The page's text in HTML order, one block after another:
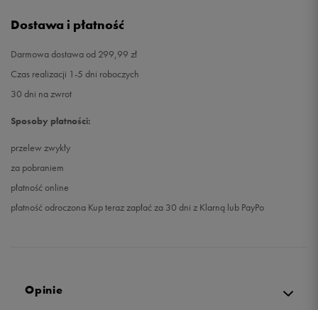
Dostawa i płatność
Darmowa dostawa od 299,99 zł
Czas realizacji 1-5 dni roboczych
30 dni na zwrot
Sposoby płatności:
przelew zwykły
za pobraniem
płatność online
płatność odroczona Kup teraz zapłać za 30 dni z Klarną lub PayPo
Opinie